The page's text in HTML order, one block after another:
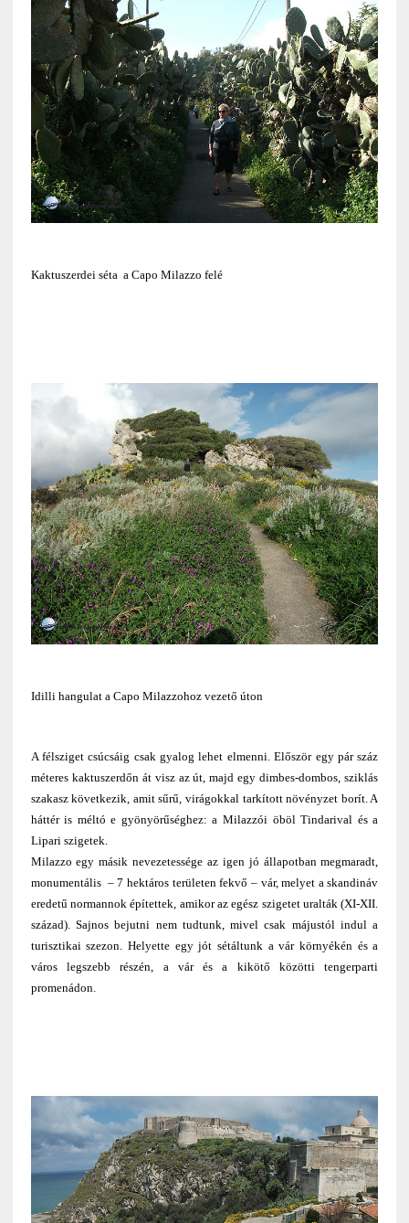
Kaktuszerdei séta a Capo Milazzo felé
Idilli hangulat a Capo Milazzohoz vezető úton
A félsziget csúcsáig csak gyalog lehet elmenni. Először egy pár száz
méteres kaktuszerdőn át visz az út, majd egy dimbes-dombos, sziklás
szakasz következik, amit sűrű, virágokkal tarkított növényzet borít. A
háttér is méltó e gyönyörűséghez: a Milazzói öböl Tindarival és a
Lipari szigetek.
Milazzo egy másik nevezetessége az igen jó állapotban megmaradt,
monumentális – 7 hektáros területen fekvő – vár, melyet a skandináv
eredetű normannok építettek, amikor az egész szigetet uralták (XI-XII.
század). Sajnos bejutni nem tudtunk, mivel csak májustól indul a
turisztikai szezon. Helyette egy jót sétáltunk a vár környékén és a
város legszebb részén, a vár és a kikötő közötti tengerparti
promenádon.